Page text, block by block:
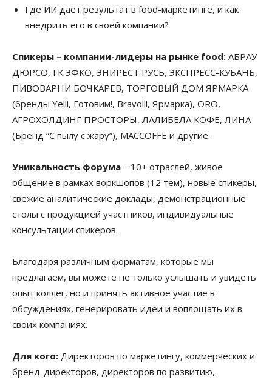
Где ИИ дает результат в food-маркетинге, и как
внедрить его в своей компании?
Спикеры – компании-лидеры на рынке food: АБРАУ
ДЮРСО, ГК ЭФКО, ЭНИРЕСТ РУСЬ, ЭКСПРЕСС-КУБАНЬ,
ПИВОВАРНИ БОЧКАРЕВ, ТОРГОВЫЙ ДОМ ЯРМАРКА
(бренды Yelli, Готовим!, Bravolli, Ярмарка), ORO,
АГРОХОЛДИНГ ПРОСТОРЫ, ЛАЛИБЕЛА КОФЕ, ЛИНА
(Бренд “С пылу с жару”), MACCOFFE и другие.
Уникальность форума – 10+ отраслей, живое
общение в рамках воркшопов (12 тем), новые спикеры,
свежие аналитические доклады, демонстрационные
столы с продукцией участников, индивидуальные
консультации спикеров.
Благодаря различным форматам, которые мы
предлагаем, вы можете не только услышать и увидеть
опыт коллег, но и принять активное участие в
обсуждениях, генерировать идеи и воплощать их в
своих компаниях.
Для кого: Директоров по маркетингу, коммерческих и
бренд-директоров, директоров по развитию,